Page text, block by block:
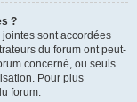
?
sont accordées
du forum ont peut-
concerné, ou seuls
Pour plus
forum.